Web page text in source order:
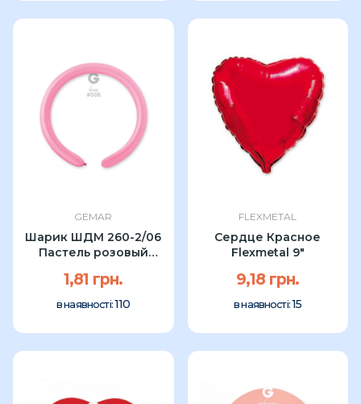
GEMAR
Шарик ШДМ 260-2/06
Пастель розовый
1,81 грн.
в наявності:110
FLEXMETAL
Сердце Красное
Flexmetal 9"
9,18 грн.
в наявності:15